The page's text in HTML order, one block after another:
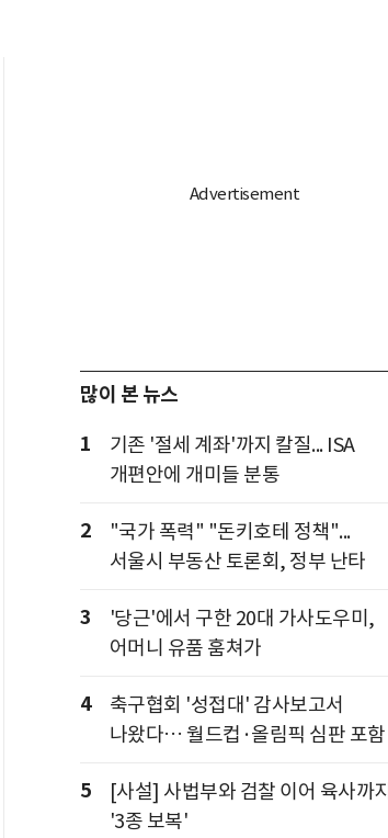
많이 본 뉴스
1
기존 '절세 계좌'까지 칼질... ISA
개편안에 개미들 분통
2
"국가 폭력" "돈키호테 정책"...
서울시 부동산 토론회, 정부 난타
3
'당근'에서 구한 20대 가사도우미,
어머니 유품 훔쳐가
4
축구협회 '성접대' 감사보고서
나왔다… 월드컵·올림픽 심판 포함
5
[사설] 사법부와 검찰 이어 육사까지
'3종 보복'